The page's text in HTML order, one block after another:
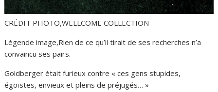
CRÉDIT PHOTO,WELLCOME COLLECTION
Légende image,Rien de ce qu’il tirait de ses recherches n’a
convaincu ses pairs.
Goldberger était furieux contre « ces gens stupides,
égoïstes, envieux et pleins de préjugés… »